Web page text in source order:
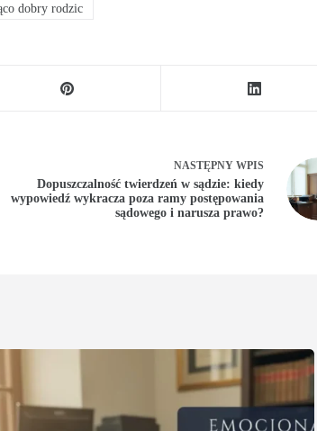
dobry rodzic
NASTĘPNY WPIS
Dopuszczalność twierdzeń w sądzie: kiedy
wypowiedź wykracza poza ramy postępowania
sądowego i narusza prawo?